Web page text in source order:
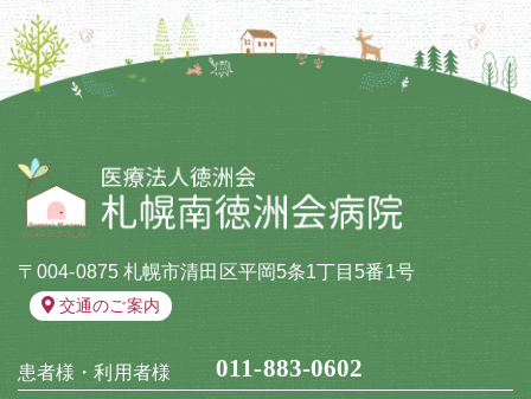
〒004-0875 札幌市清田区平岡5条1丁目5番1号
交通のご案内
患者様・利用者様 011-883-0602